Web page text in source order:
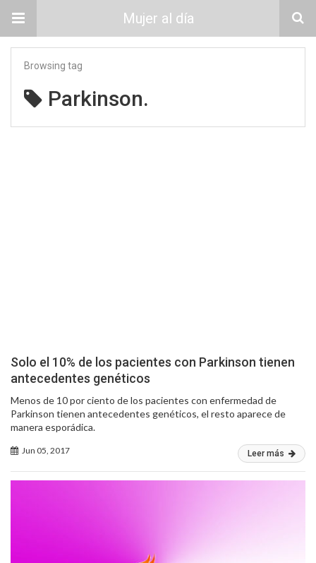
Mujer al día
Browsing tag
Parkinson.
Solo el 10% de los pacientes con Parkinson tienen
antecedentes genéticos
Menos de 10 por ciento de los pacientes con enfermedad de
Parkinson tienen antecedentes genéticos, el resto aparece de
manera esporádica.
Jun 05, 2017 Leer más